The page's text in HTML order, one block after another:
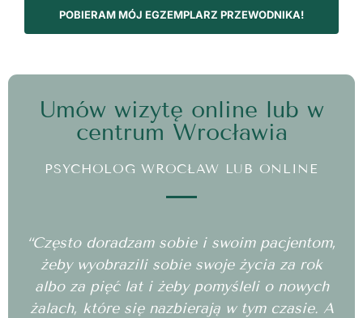
POBIERAM MÓJ EGZEMPLARZ PRZEWODNIKA!
Umów wizytę online lub w
centrum Wrocławia
PSYCHOLOG WROCŁAW LUB ONLINE
“Często doradzam sobie i swoim pacjentom,
żeby wyobrazili sobie swoje życia za rok
albo za pięć lat i żeby pomyśleli o nowych
żalach, które się nazbierają w tym czasie. A